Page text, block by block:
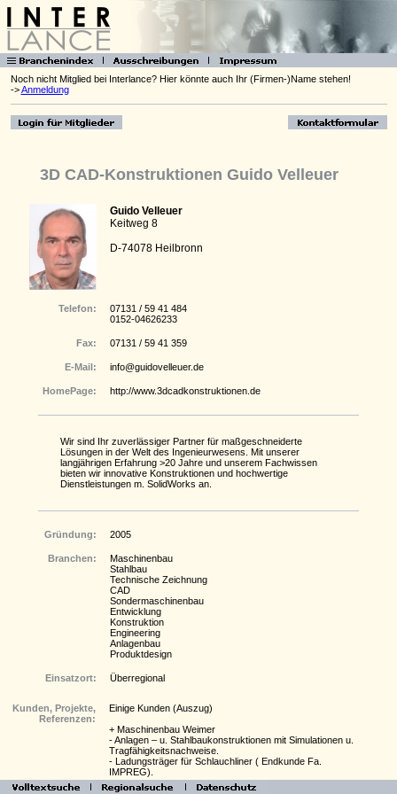
Noch nicht Mitglied bei Interlance? Hier könnte auch Ihr (Firmen-)Name stehen!
->Anmeldung
3D CAD-Konstruktionen Guido Velleuer
Guido Velleuer
Keitweg 8
D-74078 Heilbronn
Telefon:
07131 / 59 41 484
0152-04626233
Fax: 07131 / 59 41 359
E-Mail: info@guidovelleuer.de
HomePage: http://www.3dcadkonstruktionen.de
Wir sind Ihr zuverlässiger Partner für maßgeschneiderte
Lösungen in der Welt des Ingenieurwesens. Mit unserer
langjährigen Erfahrung >20 Jahre und unserem Fachwissen
bieten wir innovative Konstruktionen und hochwertige
Dienstleistungen m. SolidWorks an.
Gründung: 2005
Branchen:
Maschinenbau
Stahlbau
Technische Zeichnung
CAD
Sondermaschinenbau
Entwicklung
Konstruktion
Engineering
Anlagenbau
Produktdesign
Einsatzort: Überregional
Kunden, Projekte,
Referenzen:
Einige Kunden (Auszug)
+ Maschinenbau Weimer
- Anlagen – u. Stahlbaukonstruktionen mit Simulationen u.
Tragfähigkeitsnachweise.
- Ladungsträger für Schlauchliner ( Endkunde Fa.
IMPREG).